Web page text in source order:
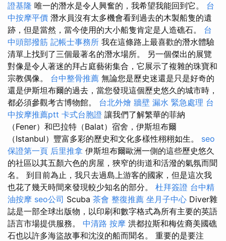
證基隆 唯一的潛水是令人興奮的，我希望我能回到它。 台
中按摩平價 潛水員沒有太多機會看到過去的木製船隻的遺
跡，但是當然，當今使用的大小船隻肯定是人造礁石。 台
中頭部撥筋 記帳士事務所 我在這條路上最喜歡的潛水體驗
清單上找到了三個最著名的潛水場所。 另一個傑出的展覽
對像是令人著迷的拜占庭藝術集合，它展示了複雜的珠寶和
宗教偶像。 台中整骨推薦 無論您是歷史迷還是只是好奇的
還是伊斯坦布爾的過去，當您發現這個歷史悠久的城市時，
都必須參觀考古博物館。 台北外燴 牆壁 漏水 緊急處理 台
中按摩推薦ptt 卡式台胞證 讓我們了解繁華的菲納
（Fener）和巴拉特（Balat）宿舍，伊斯坦布爾
（Istanbul）豐富多彩的歷史和文化多樣性栩栩如生。 seo
保證第一頁 后里推拿 伊斯坦布爾歐洲一側的這些歷史悠久
的社區以其五顏六色的房屋，狹窄的街道和活潑的氣氛而聞
名。 到目前為止，我只去過島上游客的國家，但是這次我
也花了幾天時間來發現較少知名的部分。 杜拜簽證 台中精
油按摩 seo公司 Scuba 茶會 整復推薦 坐月子中心 Diver雜
誌是一部全球出版物，以印刷和數字格式為所有主要的英語
語言市場提供服務。 中清路 按摩 洪都拉斯和梅佐裔美國礁
石也以許多海盜故事和沈沒的船而聞名。 重要的是要注